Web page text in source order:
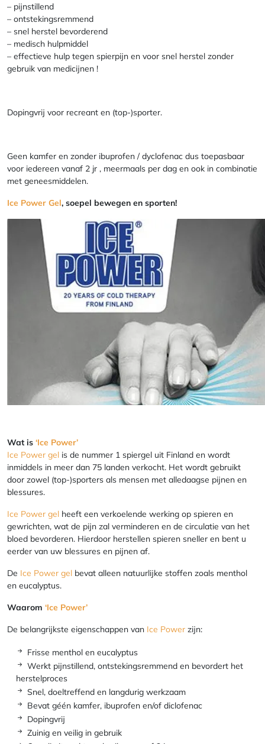
– pijnstillend
– ontstekingsremmend
– snel herstel bevorderend
– medisch hulpmiddel
– effectieve hulp tegen spierpijn en voor snel herstel zonder
gebruik van medicijnen !
Dopingvrij voor recreant en (top-)sporter.
Geen kamfer en zonder ibuprofen / dyclofenac dus toepasbaar
voor iedereen vanaf 2 jr , meermaals per dag en ook in combinatie
met geneesmiddelen.
Ice Power Gel, soepel bewegen en sporten!
Wat is ‘Ice Power’
Ice Power gel is de nummer 1 spiergel uit Finland en wordt
inmiddels in meer dan 75 landen verkocht. Het wordt gebruikt
door zowel (top-)sporters als mensen met alledaagse pijnen en
blessures.
Ice Power gel heeft een verkoelende werking op spieren en
gewrichten, wat de pijn zal verminderen en de circulatie van het
bloed bevorderen. Hierdoor herstellen spieren sneller en bent u
eerder van uw blessures en pijnen af.
De Ice Power gel bevat alleen natuurlijke stoffen zoals menthol
en eucalyptus.
Waarom ‘Ice Power’
De belangrijkste eigenschappen van Ice Power zijn:
Frisse menthol en eucalyptus
Werkt pijnstillend, ontstekingsremmend en bevordert het
herstelproces
Snel, doeltreffend en langdurig werkzaam
Bevat géén kamfer, ibuprofen en/of diclofenac
Dopingvrij
Zuinig en veilig in gebruik